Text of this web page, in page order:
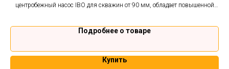
центробежный насос IBO для скважин от 90 мм, обладает повышенной
Подробнее о товаре
Купить